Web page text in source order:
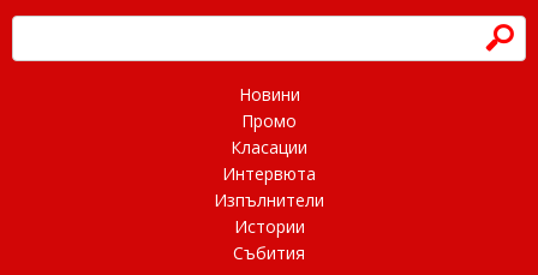
h
Новини
Промо
Класации
Интервюта
Изпълнители
Истории
Събития